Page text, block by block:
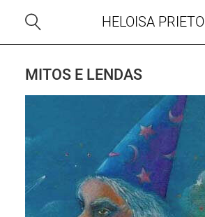
HELOISA PRIETO
MITOS E LENDAS